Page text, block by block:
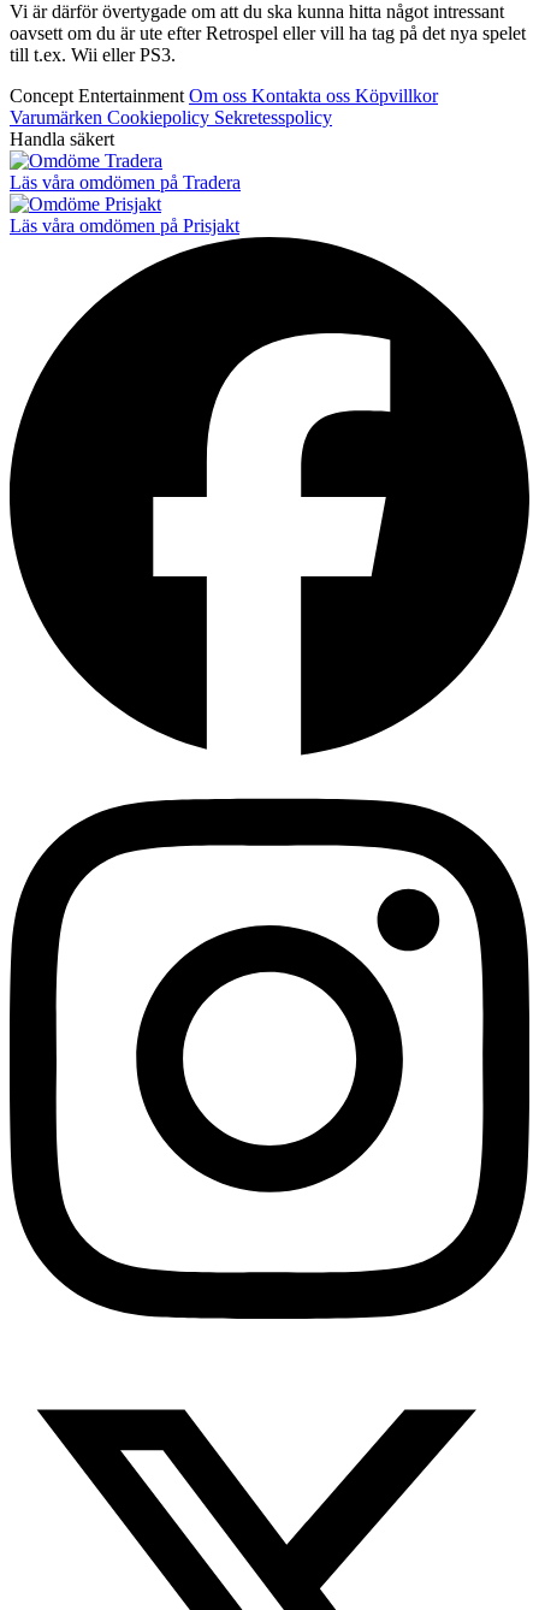
Vi är därför övertygade om att du ska kunna hitta något intressant
oavsett om du är ute efter Retrospel eller vill ha tag på det nya spelet
till t.ex. Wii eller PS3.
Concept Entertainment Om oss Kontakta oss Köpvillkor
Varumärken Cookiepolicy Sekretesspolicy
Handla säkert
Läs våra omdömen på Tradera
Läs våra omdömen på Prisjakt